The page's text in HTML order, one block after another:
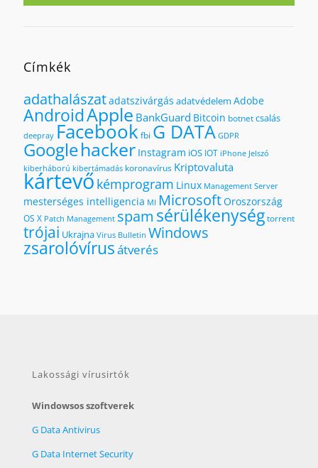
Címkék
adathalászatadatszivárgás adatvédelem Adobe
AndroidApple BankGuard Bitcoin botnetcsalás
deepray Facebookfbi G DATA GDPR
Googlehacker Instagram iOS IOT iPhone Jelszó
kiberháború kibertámadás koronavírus Kriptovaluta
kártevő kémprogram Linux Management Server
mesterséges intelligencia MI MicrosoftOroszország
OS X Patch Management spam sérülékenységtorrent
trójai Ukrajna Virus Bulletin Windows
zsarolóvírusátverés
Lakossági vírusirtók
Windowsos szoftverek
G Data Antivirus
G Data Internet Security